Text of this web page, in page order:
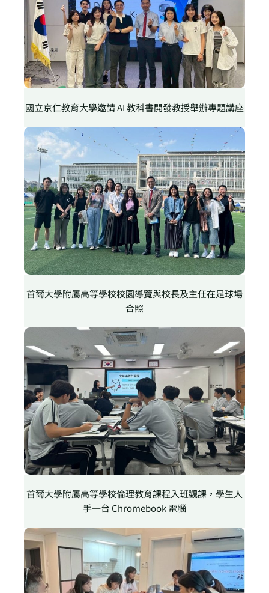
國立京仁教育大學邀請 AI 教科書開發教授舉辦專題講座
首爾大學附屬高等學校校園導覽與校長及主任在足球場
合照
首爾大學附屬高等學校倫理教育課程入班觀課，學生人
手一台 Chromebook 電腦